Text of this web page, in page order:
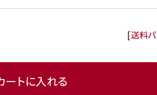
送料
ートに入れる